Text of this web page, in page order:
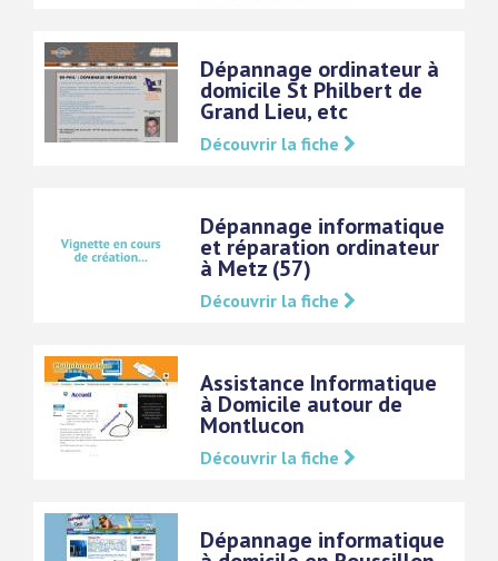
Dépannage ordinateur à
domicile St Philbert de
Grand Lieu, etc
Découvrir la fiche
Dépannage informatique
et réparation ordinateur
à Metz (57)
Découvrir la fiche
Assistance Informatique
à Domicile autour de
Montlucon
Découvrir la fiche
Dépannage informatique